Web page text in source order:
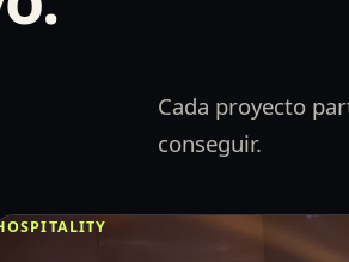
Cada proyecto
conseguir.